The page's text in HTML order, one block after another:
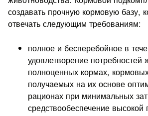
создавать прочную кормовую базу,
отвечать следующим требованиям:
полное и бесперебойное в
удовлетворение потребностей
полноценных кормах,
получаемых на их основе
рационах при минимальных
средствообеспечение высокой